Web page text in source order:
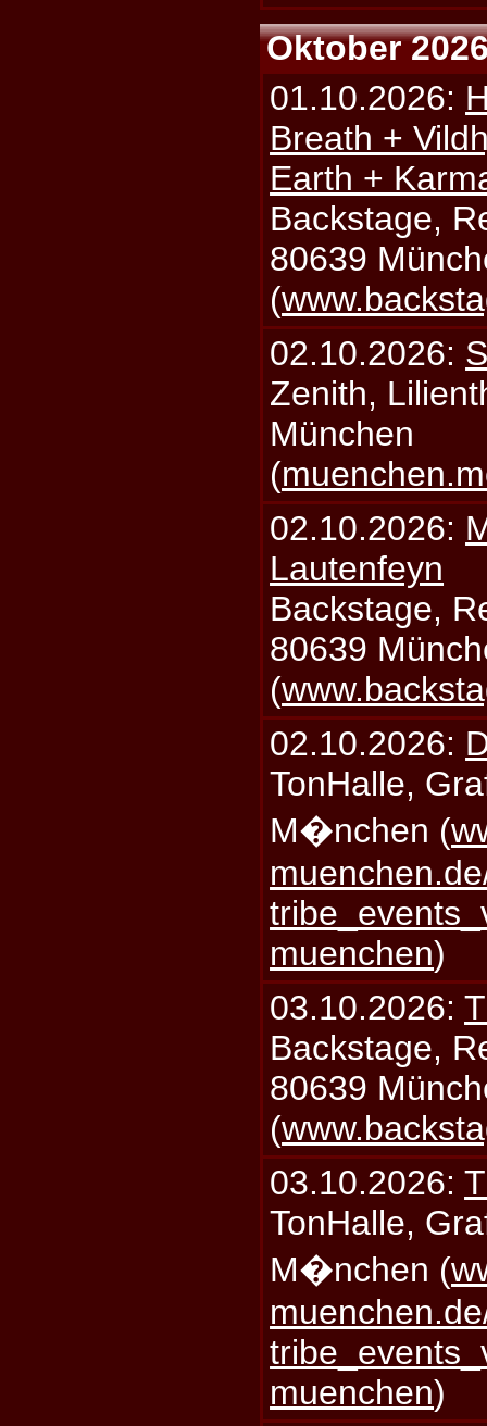
Oktober
01.10.2026:
Breath +
Earth +
Backstage,
80639
(
02.10.2026:
Zenith,
München
(
02.10.2026:
Lautenfeyn
Backstage,
80639
(
02.10.2026:
TonHalle,
M�nchen (
muenchen)
03.10.2026:
Backstage,
80639
(
03.10.2026:
TonHalle,
M�nchen (
muenchen)